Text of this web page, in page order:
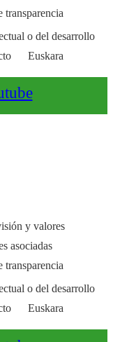
transparencia
o del desarrollo
Euskara
y valores
asociadas
transparencia
o del desarrollo
Euskara